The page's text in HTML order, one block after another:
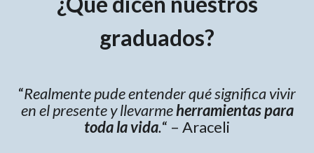
graduados?
“Realmente pude entender qué significa vivir
en el presente y llevarmeherramientas para
toda la vida.“ – Araceli